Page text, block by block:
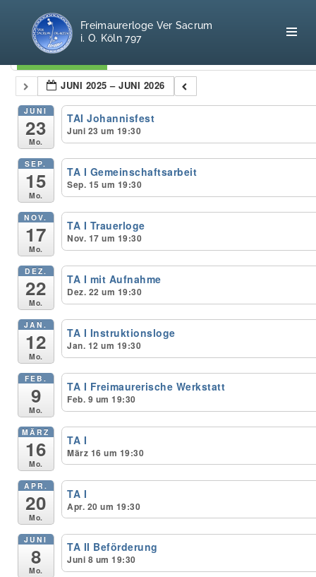
Home
Freimaurerei
100 F.A.Q.
Leitgedanken
Loge
Selbstverständnis
Unser Bijou
VS-Blog
Termine & Gäste
Kontakt / Anfahrt
VS-Intern
Freimaurerloge Ver Sacrum
i. O. Köln 797
Kategorien
JUNI 2025 – JUNI 2026
JUNI
23
Mo.
TAI Johannisfest
Juni 23 um 19:30
SEP.
15
Mo.
TA I Gemeinschaftsarbeit
Sep. 15 um 19:30
NOV.
17
Mo.
TA I Trauerloge
Nov. 17 um 19:30
DEZ.
22
Mo.
TA I mit Aufnahme
Dez. 22 um 19:30
JAN.
12
Mo.
TA I Instruktionsloge
Jan. 12 um 19:30
FEB.
9
Mo.
TA I Freimaurerische Werkstatt
Feb. 9 um 19:30
MÄRZ
16
Mo.
TA I
März 16 um 19:30
APR.
20
Mo.
TA I
Apr. 20 um 19:30
JUNI
8
Mo.
TA II Beförderung
Juni 8 um 19:30